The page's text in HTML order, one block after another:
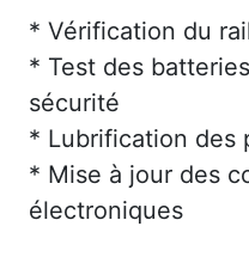
* Vérification du
* Test des
sécurité
* Lubrification des
* Mise à jour des
électroniques